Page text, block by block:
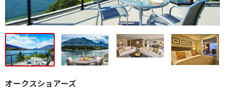
オークスショアーズ